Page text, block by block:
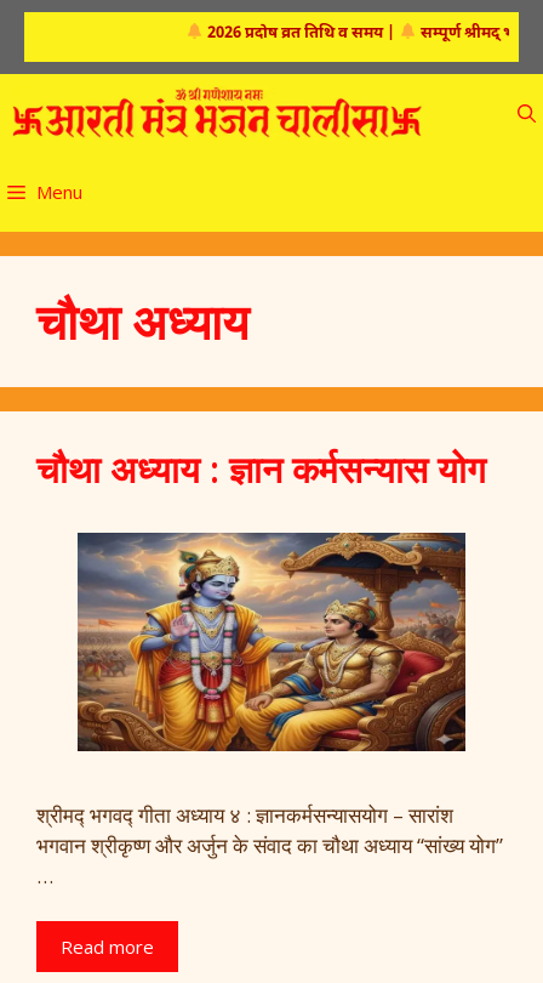
Skip
content
2026 प्रदोष व्रत तिथि व समय| सम्पूर्ण श्रीमद्‍ भगवद्‍
Menu
चौथा अध्याय
चौथा अध्याय : ज्ञान कर्मसन्यास योग
श्रीमद्‍ भगवद्‍ गीता अध्याय ४ : ज्ञानकर्मसन्यासयोग – सारांश
भगवान श्रीकृष्ण और अर्जुन के संवाद का चौथा अध्याय “सांख्य योग”
…
Read more